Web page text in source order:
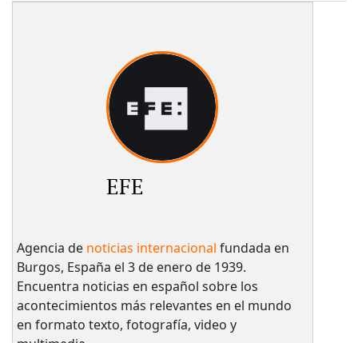
EFE
Agencia de noticias internacional fundada en
Burgos, España el 3 de enero de 1939.
Encuentra noticias en español sobre los
acontecimientos más relevantes en el mundo
en formato texto, fotografía, video y